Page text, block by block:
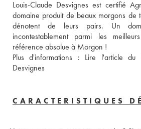
Louis-Claude Desvignes est certifié
domaine produit de beaux morgons de
dénotent de leurs pairs. Un
incontestablement parmi les
référence absolue à Morgon !
Plus d'informations : Lire l'article du
Desvignes
CARACTERISTIQUES